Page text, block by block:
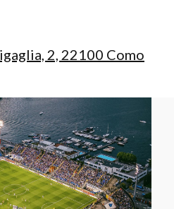
2, 22100 Como